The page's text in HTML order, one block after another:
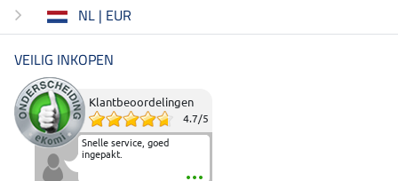
NL | EUR
VEILIG INKOPEN
Klantbeoordelingen
4.7/5
Snelle service, goed
ingepakt.